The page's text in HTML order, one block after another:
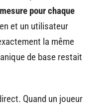
pour chaque
et un utilisateur
la même
de base restait
Quand un joueur